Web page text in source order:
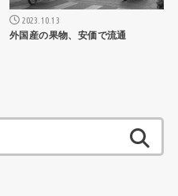
2023.10.13
外国産の果物、安価で流通
索: